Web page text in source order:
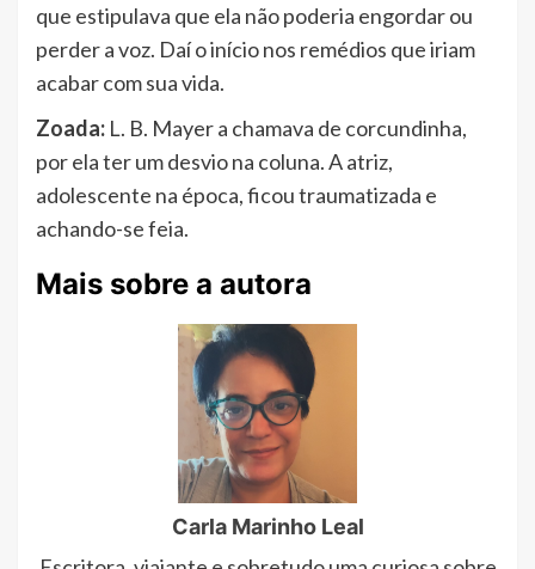
que estipulava que ela não poderia engordar ou
perder a voz. Daí o início nos remédios que iriam
acabar com sua vida.
Zoada: L. B. Mayer a chamava de corcundinha,
por ela ter um desvio na coluna. A atriz,
adolescente na época, ficou traumatizada e
achando-se feia.
Mais sobre a autora
Carla Marinho Leal